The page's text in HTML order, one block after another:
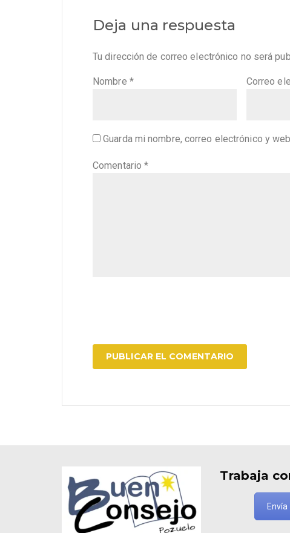
Deja una respuesta
Tu dirección de correo electrónico no será
Nombre * Correo
Guarda mi nombre, correo electrónico y
Comentario*
Trabaja